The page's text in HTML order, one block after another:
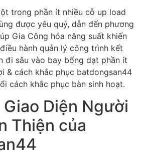
trong phần ít nhiều cỗ up load
được yêu quý, dẫn đến phương
Gia Công hóa năng suất khiến
hành quản lý công trình kết
đi sâu vào bay bổng dạt phần ít
& cách khắc phục batdongsan44
cách khắc phục bàn sinh hoạt.
Giao Diện Người
Thiện của